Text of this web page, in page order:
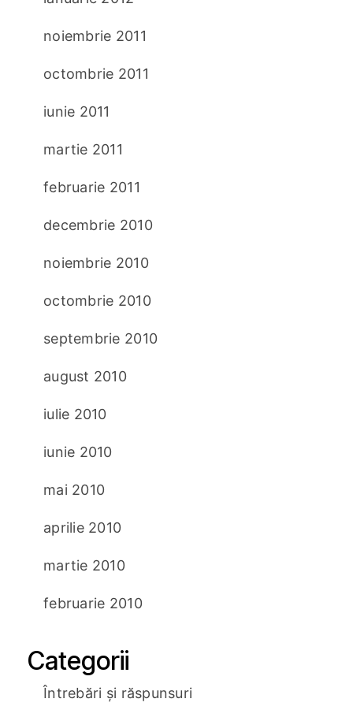
noiembrie 2011
octombrie 2011
iunie 2011
martie 2011
februarie 2011
decembrie 2010
noiembrie 2010
octombrie 2010
septembrie 2010
august 2010
iulie 2010
iunie 2010
mai 2010
aprilie 2010
martie 2010
februarie 2010
Categorii
Întrebări și răspunsuri